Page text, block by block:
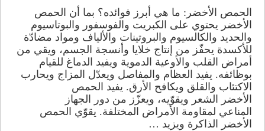
الحمص الأخضر: ما هي أبرز فوائده؟ بما أن الحمص
الأخضر يحتوي على الكبريت والفوسفور والبوتاسيوم
والحديد والكالسيوم والبروتينات والألياف ومواد مضادّة
للأكسدة يحفّز من إنتاج خلايا وأنسجة الجسم، ويقي من
أمراض القلب والأوعية الدموية ويفيد الدماغ للقيام
بوظائفه. يفيد العظام والمفاصل ويعدّل المزاج ويحارب
الاكتئاب والقلق ويكافح الأرق. يفيد الحمص
الأخضر الشعر ويقوّيه، ويعزّز من دور الجهاز
المناعي لمقاومة الأمراض المختلفة. يقوّي الحمص
الأخضر الذاكرة ويزيد …